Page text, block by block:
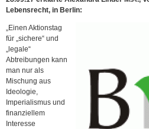
Lebensrecht, in Berlin:
„Einen Aktionstag
für „sichere“ und
„legale“
Abtreibungen kann
man nur als
Mischung aus
Ideologie,
Imperialismus und
finanziellem
Interesse